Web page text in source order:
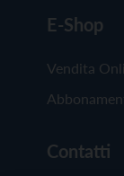
E-Shop
Vendita
Contatti